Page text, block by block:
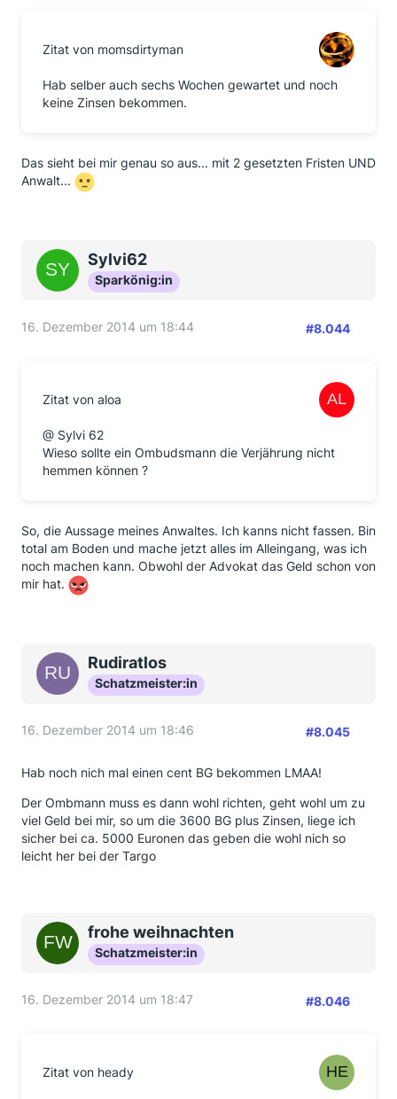
Zitat von momsdirtyman
Hab selber auch sechs Wochen gewartet und noch
keine Zinsen bekommen.
Das sieht bei mir genau so aus... mit 2 gesetzten Fristen UND
Anwalt...
Sylvi62
Sparkönig:in
16. Dezember 2014 um 18:44 #8.044
Zitat von aloa
@ Sylvi 62
Wieso sollte ein Ombudsmann die Verjährung nicht
hemmen können ?
So, die Aussage meines Anwaltes. Ich kanns nicht fassen. Bin
total am Boden und mache jetzt alles im Alleingang, was ich
noch machen kann. Obwohl der Advokat das Geld schon von
mir hat.
Rudiratlos
Schatzmeister:in
16. Dezember 2014 um 18:46 #8.045
Hab noch nich mal einen cent BG bekommen LMAA!
Der Ombmann muss es dann wohl richten, geht wohl um zu
viel Geld bei mir, so um die 3600 BG plus Zinsen, liege ich
sicher bei ca. 5000 Euronen das geben die wohl nich so
leicht her bei der Targo
frohe weihnachten
Schatzmeister:in
16. Dezember 2014 um 18:47 #8.046
Zitat von heady